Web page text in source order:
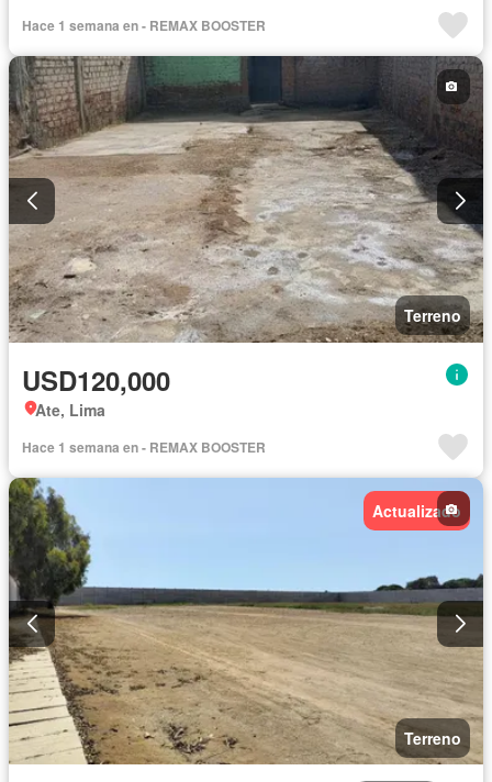
Hace 1 semana en - REMAX BOOSTER
Terreno
USD120,000
Ate, Lima
Hace 1 semana en - REMAX BOOSTER
Actualizado
Terreno